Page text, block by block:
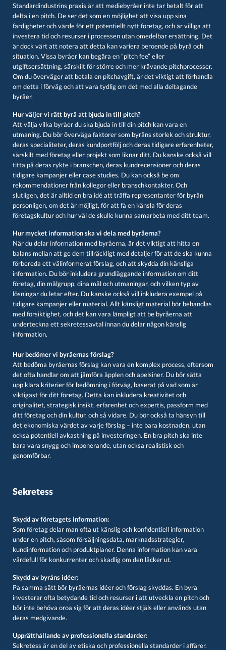
Standardindustrins praxis är att mediebyråer inte tar betalt för att
delta i en pitch. De ser det som en möjlighet att visa upp sina
färdigheter och värde för ett potentiellt nytt företag, och är villiga att
investera tid och resurser i processen utan omedelbar ersättning. Det
är dock värt att notera att detta kan variera beroende på byrå och
situation. Vissa byråer kan begära en ”pitch fee” eller
utgiftsersättning, särskilt för större och mer krävande pitchprocesser.
Om du överväger att betala en pitchavgift, är det viktigt att förhandla
om detta i förväg och att vara tydlig om det med alla deltagande
byråer.
Hur väljer vi rätt byrå att bjuda in till pitch?
Att välja vilka byråer du ska bjuda in till din pitch kan vara en
utmaning. Du bör överväga faktorer som byråns storlek och struktur,
deras specialiteter, deras kundportfölj och deras tidigare erfarenheter,
särskilt med företag eller projekt som liknar ditt. Du kanske också vill
titta på deras rykte i branschen, deras kundrecensioner och deras
tidigare kampanjer eller case studies. Du kan också be om
rekommendationer från kollegor eller branschkontakter. Och
slutligen, det är alltid en bra idé att träffa representanter för byrån
personligen, om det är möjligt, för att få en känsla för deras
företagskultur och hur väl de skulle kunna samarbeta med ditt team.
Hur mycket information ska vi dela med byråerna?
När du delar information med byråerna, är det viktigt att hitta en
balans mellan att ge dem tillräckligt med detaljer för att de ska kunna
förbereda ett välinformerat förslag, och att skydda din känsliga
information. Du bör inkludera grundläggande information om ditt
företag, din målgrupp, dina mål och utmaningar, och vilken typ av
lösningar du letar efter. Du kanske också vill inkludera exempel på
tidigare kampanjer eller material. Allt känsligt material bör behandlas
med försiktighet, och det kan vara lämpligt att be byråerna att
underteckna ett sekretessavtal innan du delar någon känslig
information.
Hur bedömer vi byråernas förslag?
Att bedöma byråernas förslag kan vara en komplex process, eftersom
det ofta handlar om att jämföra äpplen och apelsiner. Du bör sätta
upp klara kriterier för bedömning i förväg, baserat på vad som är
viktigast för ditt företag. Detta kan inkludera kreativitet och
originalitet, strategisk insikt, erfarenhet och expertis, passform med
ditt företag och din kultur, och så vidare. Du bör också ta hänsyn till
det ekonomiska värdet av varje förslag – inte bara kostnaden, utan
också potentiell avkastning på investeringen. En bra pitch ska inte
bara vara snygg och imponerande, utan också realistisk och
genomförbar.
Sekretess
Skydd av företagets information:
Som företag delar man ofta ut känslig och konfidentiell information
under en pitch, såsom försäljningsdata, marknadsstrategier,
kundinformation och produktplaner. Denna information kan vara
värdefull för konkurrenter och skadlig om den läcker ut.
Skydd av byråns idéer:
På samma sätt bör byråernas idéer och förslag skyddas. En byrå
investerar ofta betydande tid och resurser i att utveckla en pitch och
bör inte behöva oroa sig för att deras idéer stjäls eller används utan
deras medgivande.
Upprätthållande av professionella standarder:
Sekretess är en del av etiska och professionella standarder i affärer.